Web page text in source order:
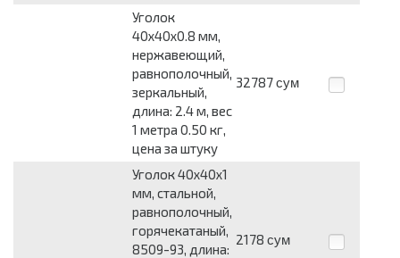
Уголок
40x40x0.8 мм,
нержавеющий,
равнополочный,
зеркальный,
длина: 2.4 м, вес
1 метра 0.50 кг,
цена за штуку
32787 сум
Уголок 40x40x1
мм, стальной,
равнополочный,
горячекатаный,
8509-93, длина:
2178 сум